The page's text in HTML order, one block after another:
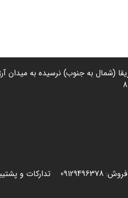
فروش:09129496378 تدارکات و